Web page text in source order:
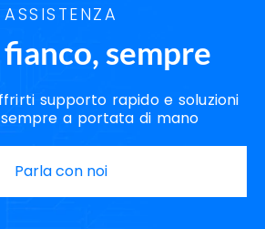
ASSISTENZA
sempre
supporto rapido e soluzioni
sempre a portata di mano
Parla con noi